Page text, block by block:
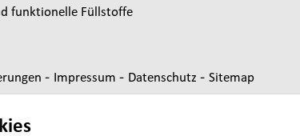
funktionelle Füllstoffe
- Impressum - Datenschutz - Sitemap